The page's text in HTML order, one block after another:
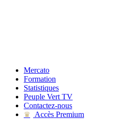
Mercato
Formation
Statistiques
Peuple Vert TV
Contactez-nous
♛
Accès Premium